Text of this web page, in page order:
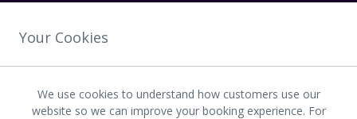
LIENS UTILES
Your Cookies
We use cookies to understand how customers use our
website so we can improve your booking experience. For